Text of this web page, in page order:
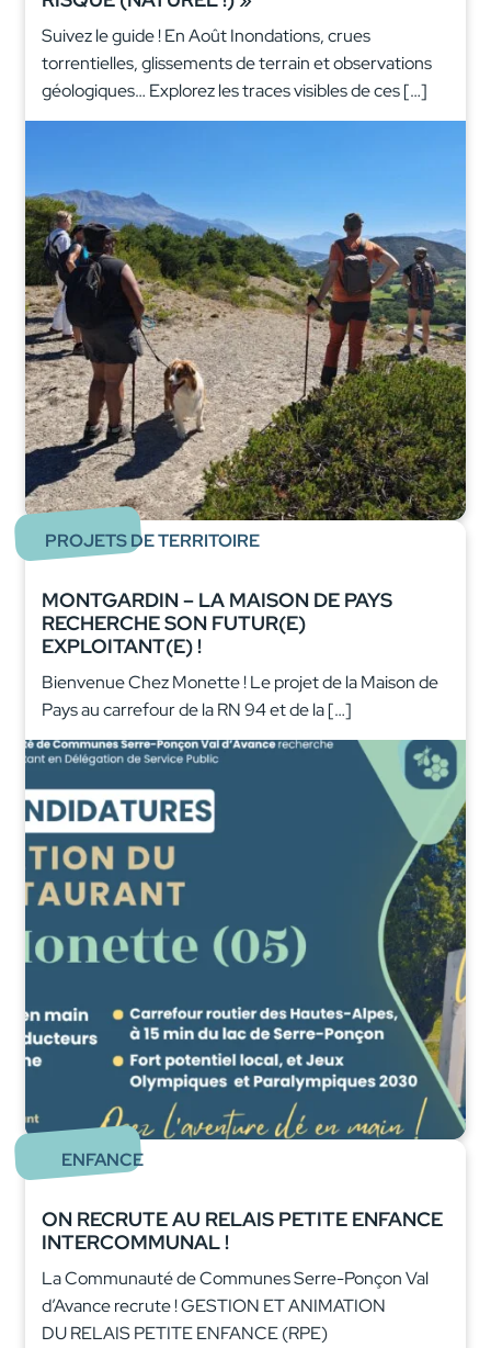
Suivez le guide ! En Août Inondations, crues
torrentielles, glissements de terrain et observations
géologiques… Explorez les traces visibles de ces […]
PROJETS DE TERRITOIRE
MONTGARDIN – LA MAISON DE PAYS
RECHERCHE SON FUTUR(E)
EXPLOITANT(E) !
Bienvenue Chez Monette ! Le projet de la Maison de
Pays au carrefour de la RN 94 et de la […]
ENFANCE
ON RECRUTE AU RELAIS PETITE ENFANCE
INTERCOMMUNAL !
La Communauté de Communes Serre-Ponçon Val
d’Avance recrute ! GESTION ET ANIMATION
DU RELAIS PETITE ENFANCE (RPE)